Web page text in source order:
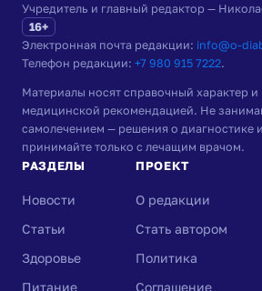
Учредитель и главный редактор —
16+
Электронная почта редакции: info@o-
Телефон редакции: +7 980 915 7222.
Материалы носят справочный характер и
медицинской рекомендацией. Не
самолечением — решения о диагностике
принимайте только с лечащим врачом.
РАЗДЕЛЫ
Новости
Статьи
Здоровье
Питание
ПРОЕКТ
О редакции
Стать автором
Политика
Соглашение